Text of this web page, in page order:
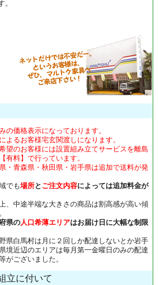
。
の価格表示になっております。
よるお客様宅玄関渡しになります。
望のお客様には設置組み立てサービスを離島
有料】で行っています。
・青森県・秋田県・岩手県は追加で送料が発
でも場所とご注文内容によっては追加料金が
、中途半端な大きさの商品は割高感が高い傾
県の人口希薄エリアはお届け日に大幅な制限
県白馬村は月に２回しか配達しないとか岩手
境近辺のエリアは毎月第一金曜日のみの配達
がございました。
立に付いて